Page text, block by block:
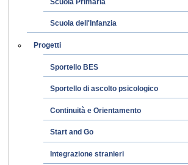
Scuola dell'Infanzia
Progetti
Sportello BES
Sportello di ascolto psicologico
Continuità e Orientamento
Start and Go
Integrazione stranieri